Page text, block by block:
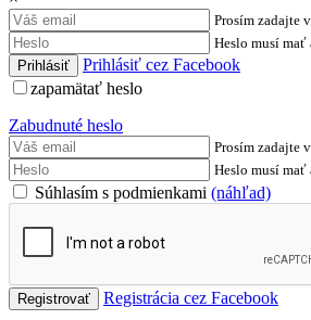
Prosím zadajte
Heslo musí mať
Prihlásiť cez Facebook
zapamätať heslo
Zabudnuté heslo
Prosím zadajte
Heslo musí mať
Súhlasím s podmienkami (náhľad)
Registrácia cez Facebook